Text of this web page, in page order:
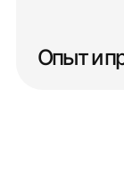
Опыт и